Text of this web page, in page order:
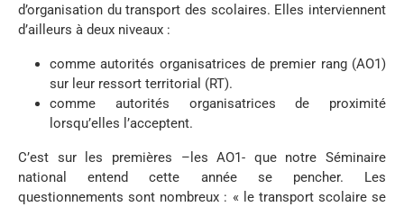
d’organisation du transport des scolaires. Elles interviennent
d’ailleurs à deux niveaux :
comme autorités organisatrices de premier rang (AO1)
sur leur ressort territorial (RT).
comme autorités organisatrices de proximité
lorsqu’elles l’acceptent.
C’est sur les premières –les AO1- que notre Séminaire
national entend cette année se pencher. Les
questionnements sont nombreux : « le transport scolaire se